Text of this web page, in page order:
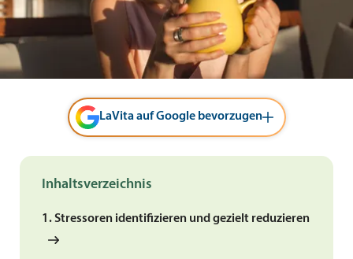
LaVita auf Google bevorzugen
Inhaltsverzeichnis
1. Stressoren identifizieren und gezielt reduzieren